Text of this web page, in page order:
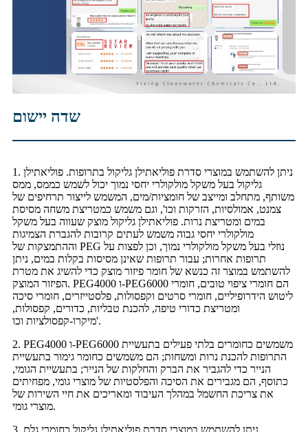
שדה יישום
1. ניתן להשתמש במוצרי סדרת פוליאתילן גליקול בתרופות. פוליאתילן
גליקול בעל משקל מולקולרי יחסי נמוך יכול לשמש כממס, ממס
משותף, מתחלב ומייצב של חומציות/מים, המשמש לייצור תרחיפים של
צמנט, אמולסיות, הזרקות וכו', וגם משמש כמטריצת משחה מסיסת
במים ומטריצת נרות. פוליאתילן גליקול מוצק שעווה בעל משקל
מולקולרי יחסי גבוה משמש לעתים קרובות להגברת הצמיגות
וההתמצקות של PEG נוזלי בעל משקל מולקולרי נמוך, וכן לפצות על
תרופות אחרות; עבור תרופות שאינן מסיסות בקלות במים, ניתן
להשתמש במוצר זה כנשא של חומר פיזור מוצק כדי להשיג את מטרת
הפיזור המוצק. PEG4000 ו-PEG6000 הם חומרי ציפוי טובים, חומרי
ליטוש הידרופיליים, חומרי סרטים וקפסולות, פלסטייזרים, חומרי סיכה
ומטריצת כדורי טיפה, להכנת טבליות, כדורים, קפסולות,
מיקרו-קפסולציות וכו'.
2. PEG4000 ו-PEG6000 משמשים כחומרים בלתי פעילים בתעשיית
התרופות להכנת נרות ומשחות; הם משמשים כחומר גימור בתעשיית
הנייר כדי להגביר את הברק והחלקות של הנייר; בתעשיית הגומי,
כתוסף, הם מגבירים את הסיכה והפלסטיות של מוצרי גומי, מפחיתים
את צריכת החשמל במהלך העיבוד ומאריכים את חיי השירות של
מוצרי גומי.
3. ניתן להשתמש במוצרי סדרת פוליאתילן גליקול כחומרי גלם